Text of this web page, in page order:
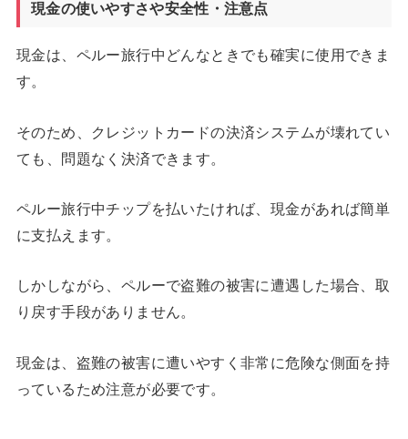
現金の使いやすさや安全性・注意点
現金は、ペルー旅行中どんなときでも確実に使用できま
す。
そのため、クレジットカードの決済システムが壊れてい
ても、問題なく決済できます。
ペルー旅行中チップを払いたければ、現金があれば簡単
に支払えます。
しかしながら、ペルーで盗難の被害に遭遇した場合、取
り戻す手段がありません。
現金は、盗難の被害に遭いやすく非常に危険な側面を持
っているため注意が必要です。